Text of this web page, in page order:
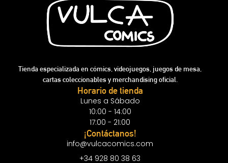
Tienda especializada en cómics, videojuegos, juegos de mesa,
cartas coleccionables y merchandising oficial.
Horario de tienda
Lunes a Sábado
10:00 - 14:00
17:00 - 21:00
¡Contáctanos!
info@vulcacomics.com
+34 928 80 38 63